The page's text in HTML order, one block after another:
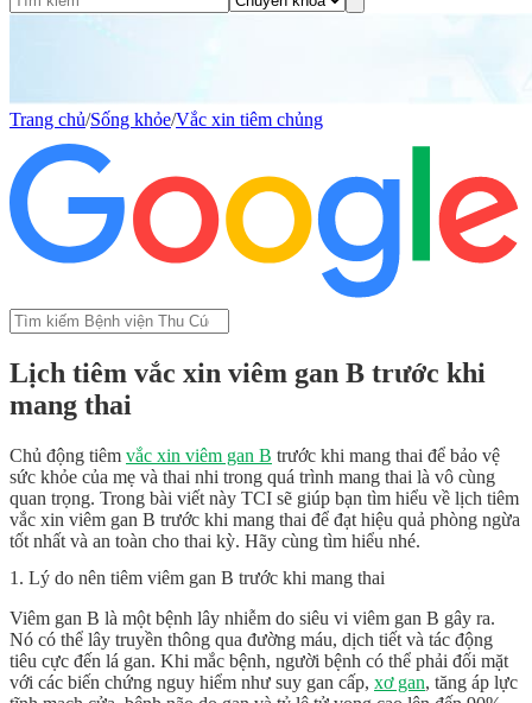
Trang chủ/Sống khỏe/Vắc xin tiêm chủng
Lịch tiêm vắc xin viêm gan B trước khi
mang thai
Chủ động tiêm vắc xin viêm gan B trước khi mang thai để bảo vệ
sức khỏe của mẹ và thai nhi trong quá trình mang thai là vô cùng
quan trọng. Trong bài viết này TCI sẽ giúp bạn tìm hiểu về lịch tiêm
vắc xin viêm gan B trước khi mang thai để đạt hiệu quả phòng ngừa
tốt nhất và an toàn cho thai kỳ. Hãy cùng tìm hiểu nhé.
1. Lý do nên tiêm viêm gan B trước khi mang thai
Viêm gan B là một bệnh lây nhiễm do siêu vi viêm gan B gây ra.
Nó có thể lây truyền thông qua đường máu, dịch tiết và tác động
tiêu cực đến lá gan. Khi mắc bệnh, người bệnh có thể phải đối mặt
với các biến chứng nguy hiểm như suy gan cấp, xơ gan, tăng áp lực